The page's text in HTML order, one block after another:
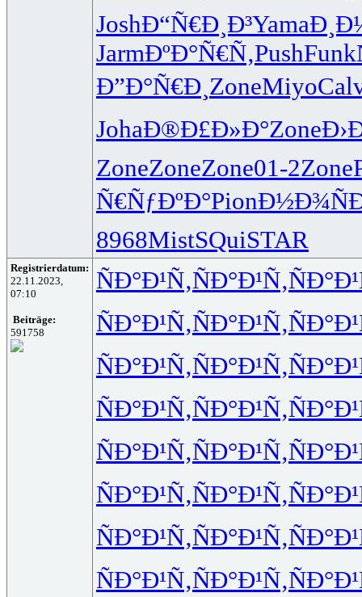
JoshÐ“Ñ€Ð¸Ð³Yama
JarmÐºÐ°Ñ€Ñ‚PushFunk
Ð”Ð°Ñ€Ð¸ ZoneMiyo
JohaÐ®Ð£Ð»Ð°Zone
ZoneZoneZone01-2Zone
Ñ€ÑƒÐºÐ°Pion
8968MistSQuiSTAR
Registrierdatum:
22.11.2023,
07:10
Beiträge:
591758
ÑÐ°Ð¹Ñ‚ÑÐ°Ð¹Ñ‚
ÑÐ°Ð¹Ñ‚ÑÐ°Ð¹Ñ‚
ÑÐ°Ð¹Ñ‚ÑÐ°Ð¹Ñ‚
ÑÐ°Ð¹Ñ‚ÑÐ°Ð¹Ñ‚
ÑÐ°Ð¹Ñ‚ÑÐ°Ð¹Ñ‚
ÑÐ°Ð¹Ñ‚ÑÐ°Ð¹Ñ‚
ÑÐ°Ð¹Ñ‚ÑÐ°Ð¹Ñ‚
ÑÐ°Ð¹Ñ‚ÑÐ°Ð¹Ñ‚